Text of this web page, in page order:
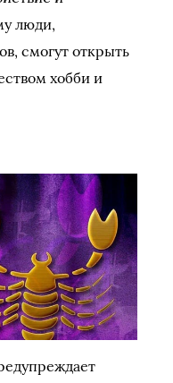
люди,
смогут открыть
хобби и